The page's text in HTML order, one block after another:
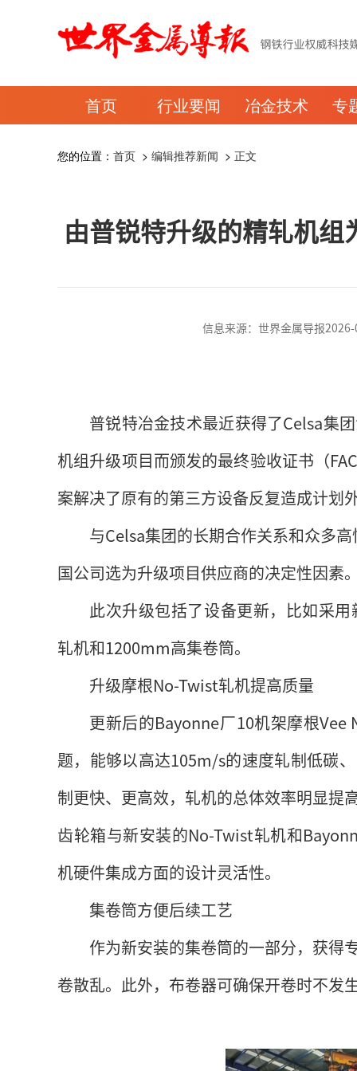
首页 行业要闻 冶金技术 专
您的位置： 首页 > 编辑推荐新闻 > 正文
由普锐特升级的精轧机组
信息来源：世界金属导报
普锐特冶金技术最近获得了Celsa集
机组升级项目而颁发的最终验收证书（
案解决了原有的第三方设备反复造成计划
与Celsa集团的长期合作关系和众多
国公司选为升级项目供应商的决定性因素
此次升级包括了设备更新，比如采
轧机和1200mm高集卷筒。
升级摩根No-Twist轧机提高质量
更新后的Bayonne厂10机架摩根
题，能够以高达105m/s的速度轧制低碳
制更快、更高效，轧机的总体效率明显提
齿轮箱与新安装的No-Twist轧机和
机硬件集成方面的设计灵活性。
集卷筒方便后续工艺
作为新安装的集卷筒的一部分，获得
卷散乱。此外，布卷器可确保开卷时不发